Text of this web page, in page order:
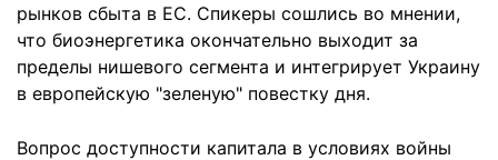
рынков сбыта в ЕС. Спикеры сошлись во мнении,
что биоэнергетика окончательно выходит за
пределы нишевого сегмента и интегрирует Украину
в европейскую "зеленую" повестку дня.
Вопрос доступности капитала в условиях войны